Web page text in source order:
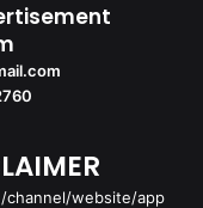
channel/website/app